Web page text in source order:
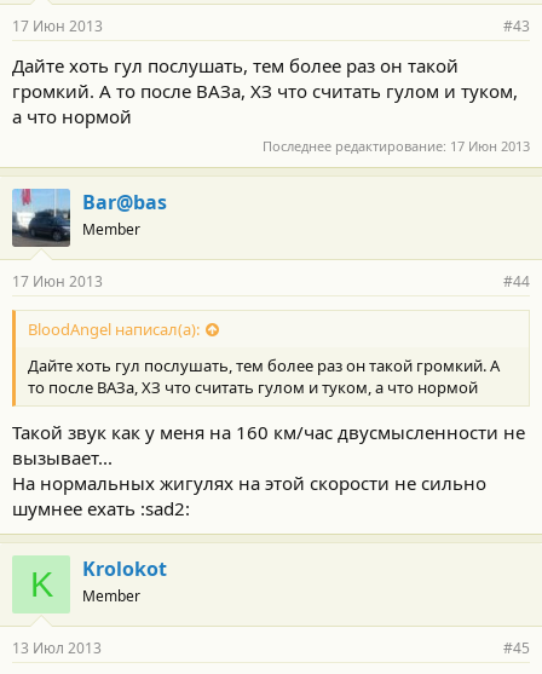
17 Июн 2013 #43
Дайте хоть гул послушать, тем более раз он такой
громкий. А то после ВАЗа, ХЗ что считать гулом и туком,
а что нормой
Последнее редактирование: 17 Июн 2013
Bar@bas
Member
17 Июн 2013 #44
BloodAngel написал(а):
Дайте хоть гул послушать, тем более раз он такой громкий. А
то после ВАЗа, ХЗ что считать гулом и туком, а что нормой
Такой звук как у меня на 160 км/час двусмысленности не
вызывает...
На нормальных жигулях на этой скорости не сильно
шумнее ехать :sad2:
K Krolokot
Member
13 Июл 2013 #45